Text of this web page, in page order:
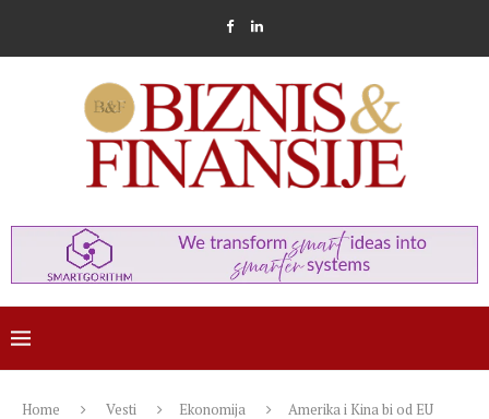
Home Vesti Ekonomija
Amerika i Kina bi od EU